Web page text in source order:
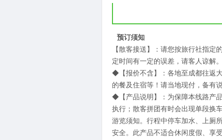
预订须知
【散客接送】：请您按旅行社指
定时间有一定的误差，请客人谅解
◆【报价不含】：各地至成都往返
的餐及住宿等！请当地现付，备有
◆【产品说明】：为保障本线路产
执行；散客拼团有时会出现单段换
游览须知。行程中停车加水、上厕
安全。此产品不适合休闲度假、享